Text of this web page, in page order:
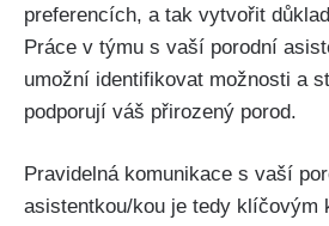
preferencích, a tak vytvořit
Práce v týmu ⁣s vaší porodní
umožní identifikovat možnosti a
podporují váš přirozený porod.
Pravidelná komunikace s vaší
asistentkou/kou je tedy klíčovým